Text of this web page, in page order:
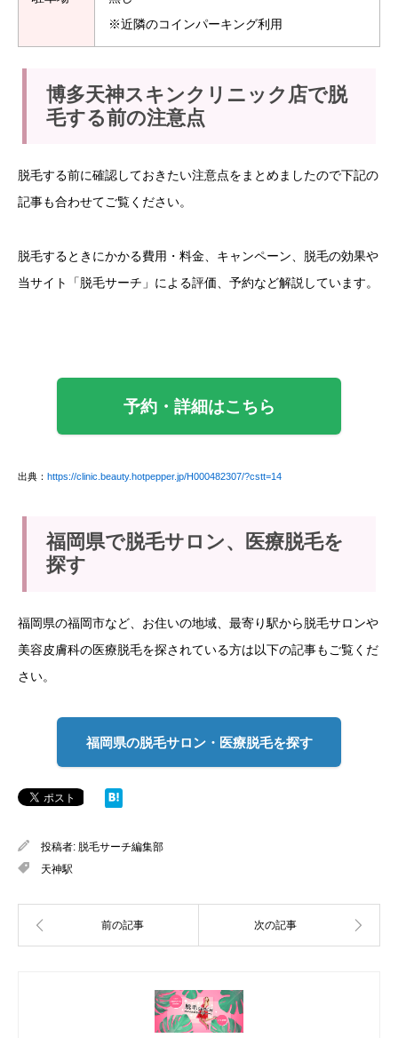
※近隣のコインパーキング利用
博多天神スキンクリニック店で脱
毛する前の注意点
脱毛する前に確認しておきたい注意点をまとめましたので下記の
記事も合わせてご覧ください。
脱毛するときにかかる費用・料金、キャンペーン、脱毛の効果や
当サイト「脱毛サーチ」による評価、予約など解説しています。
予約・詳細はこちら
出典： https://clinic.beauty.hotpepper.jp/H000482307/?cstt=14
福岡県で脱毛サロン、医療脱毛を
探す
福岡県の福岡市など、お住いの地域、最寄り駅から脱毛サロンや
美容皮膚科の医療脱毛を探されている方は以下の記事もご覧くだ
さい。
福岡県の脱毛サロン・医療脱毛を探す
投稿者: 脱毛サーチ編集部
天神駅